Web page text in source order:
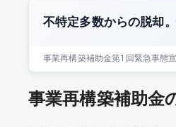
不特定多数からの脱却
事業再構築補助金第1回緊急事態
事業再構築補助金